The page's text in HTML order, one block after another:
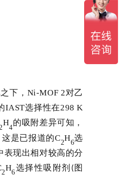
下， Ni-MOF 2对乙
IAST选择性在298 K
2H4的吸附差异可知，
这是已报道的C2H6选
表现出相对较高的分
2H6选择性吸附剂 ( 图